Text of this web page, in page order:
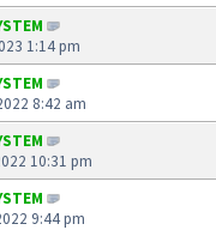
1:14 pm
8:42 am
10:31 pm
9:44 pm